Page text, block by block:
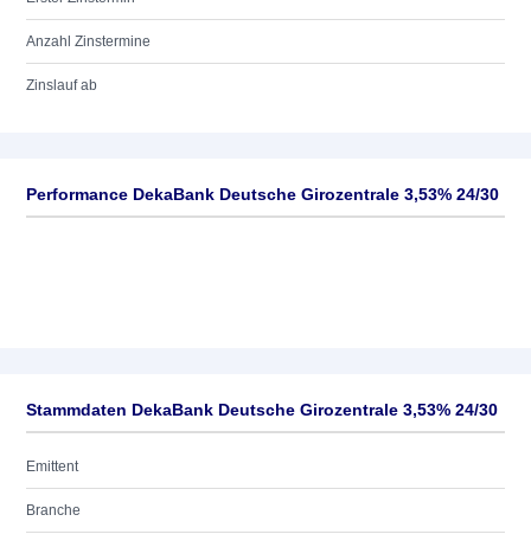
Anzahl Zinstermine
Zinslauf ab
Performance DekaBank Deutsche Girozentrale 3,53% 24/30
Stammdaten DekaBank Deutsche Girozentrale 3,53% 24/30
Emittent
Branche